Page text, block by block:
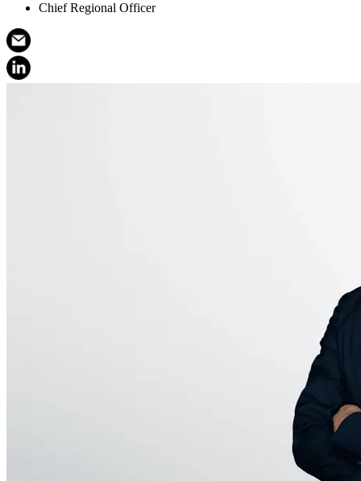
Chief Regional Officer